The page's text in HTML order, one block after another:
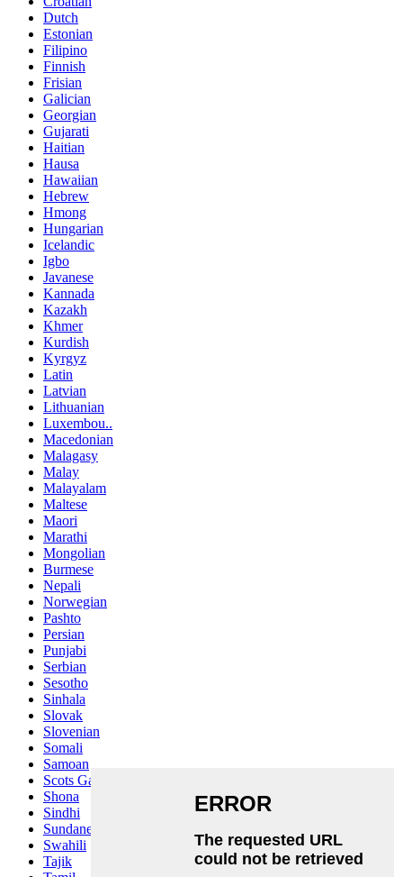
Dutch
Estonian
Filipino
Finnish
Frisian
Galician
Georgian
Gujarati
Haitian
Hausa
Hawaiian
Hebrew
Hmong
Hungarian
Icelandic
Igbo
Javanese
Kannada
Kazakh
Khmer
Kurdish
Kyrgyz
Latin
Latvian
Lithuanian
Luxembou..
Macedonian
Malagasy
Malay
Malayalam
Maltese
Maori
Marathi
Mongolian
Burmese
Nepali
Norwegian
Pashto
Persian
Punjabi
Serbian
Sesotho
Sinhala
Slovak
Slovenian
Somali
Samoan
Scots Gaelic
Shona
Sindhi
Sundanese
Swahili
Tajik